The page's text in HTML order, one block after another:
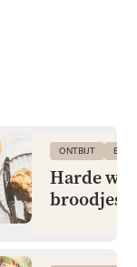
ONTBIJT
Harde
broodjes